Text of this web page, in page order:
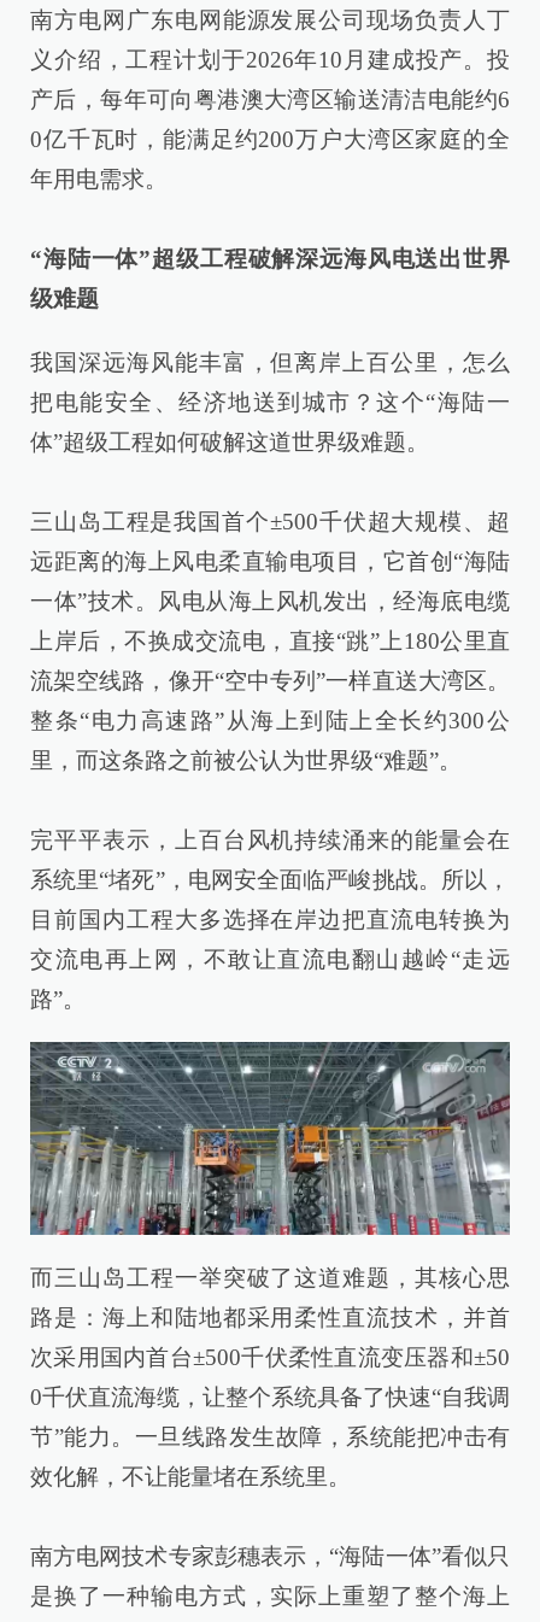
南方电网广东电网能源发展公司现场负责人丁
义介绍，工程计划于2026年10月建成投产。投
产后，每年可向粤港澳大湾区输送清洁电能约6
0亿千瓦时，能满足约200万户大湾区家庭的全
年用电需求。
“海陆一体”超级工程破解深远海风电送出世界
级难题
我国深远海风能丰富，但离岸上百公里，怎么
把电能安全、经济地送到城市？这个“海陆一
体”超级工程如何破解这道世界级难题。
三山岛工程是我国首个±500千伏超大规模、超
远距离的海上风电柔直输电项目，它首创“海陆
一体”技术。风电从海上风机发出，经海底电缆
上岸后，不换成交流电，直接“跳”上180公里直
流架空线路，像开“空中专列”一样直送大湾区。
整条“电力高速路”从海上到陆上全长约300公
里，而这条路之前被公认为世界级“难题”。
完平平表示，上百台风机持续涌来的能量会在
系统里“堵死”，电网安全面临严峻挑战。所以，
目前国内工程大多选择在岸边把直流电转换为
交流电再上网，不敢让直流电翻山越岭“走远
路”。
而三山岛工程一举突破了这道难题，其核心思
路是：海上和陆地都采用柔性直流技术，并首
次采用国内首台±500千伏柔性直流变压器和±50
0千伏直流海缆，让整个系统具备了快速“自我调
节”能力。一旦线路发生故障，系统能把冲击有
效化解，不让能量堵在系统里。
南方电网技术专家彭穗表示，“海陆一体”看似只
是换了一种输电方式，实际上重塑了整个海上